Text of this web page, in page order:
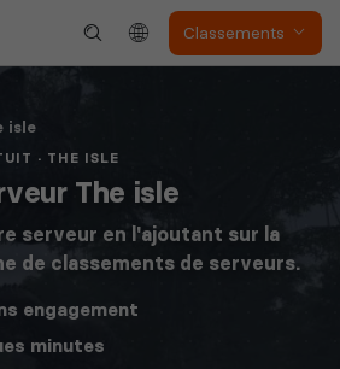
Classements
isle
· THE ISLE
The isle
serveur en l'ajoutant sur la
de classements de serveurs.
engagement
minutes